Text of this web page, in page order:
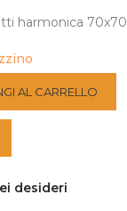
harmonica 70x70
AL CARRELLO
desideri